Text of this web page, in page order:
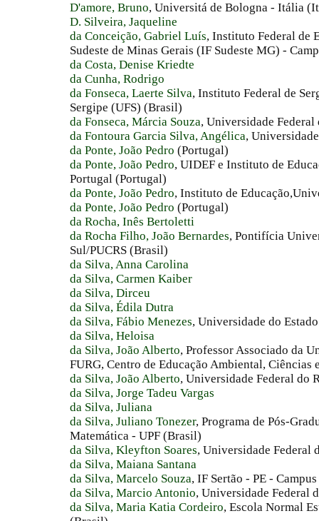
D'amore, Bruno, Universitá de Bologna - Itália
D. Silveira, Jaqueline
da Conceição, Gabriel Luís, Instituto Federal de
Sudeste de Minas Gerais (IF Sudeste MG) -
da Costa, Denise Kriedte
da Cunha, Rodrigo
da Fonseca, Laerte Silva, Instituto Federal de
Sergipe (UFS) (Brasil)
da Fonseca, Márcia Souza, Universidade Federal
da Fontoura Garcia Silva, Angélica,
da Ponte, João Pedro (Portugal)
da Ponte, João Pedro, UIDEF e Instituto de
Portugal (Portugal)
da Ponte, João Pedro, Instituto de
da Ponte, João Pedro (Portugal)
da Rocha, Inês Bertoletti
da Rocha Filho, João Bernardes, Pontifícia
Sul/PUCRS (Brasil)
da Silva, Anna Carolina
da Silva, Carmen Kaiber
da Silva, Dirceu
da Silva, Édila Dutra
da Silva, Fábio Menezes, Universidade do
da Silva, Heloisa
da Silva, João Alberto, Professor Associado da
FURG, Centro de Educação Ambiental,
da Silva, João Alberto, Universidade Federal do
da Silva, Jorge Tadeu Vargas
da Silva, Juliana
da Silva, Juliano Tonezer, Programa de Pós-
Matemática - UPF (Brasil)
da Silva, Kleyfton Soares, Universidade Federal
da Silva, Maiana Santana
da Silva, Marcelo Souza, IF Sertão - PE -
da Silva, Marcio Antonio, Universidade Federal
da Silva, Maria Katia Cordeiro, Escola Normal